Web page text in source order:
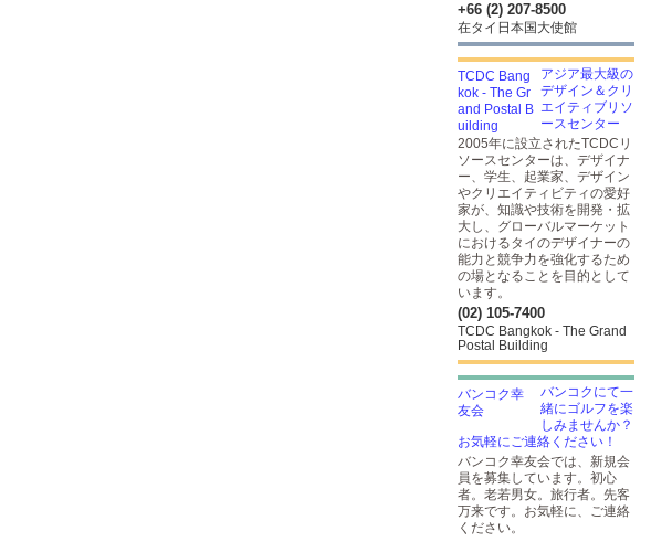
+66 (2) 207-8500
在タイ日本国大使館
アジア最大級の
デザイン＆クリ
エイティブリソ
ースセンター
2005年に設立されたTCDCリ
ソースセンターは、デザイナ
ー、学生、起業家、デザイン
やクリエイティビティの愛好
家が、知識や技術を開発・拡
大し、グローバルマーケット
におけるタイのデザイナーの
能力と競争力を強化するため
の場となることを目的として
います。
(02) 105-7400
TCDC Bangkok - The Grand
Postal Building
バンコクにて一
緒にゴルフを楽
しみませんか？
お気軽にご連絡ください！
バンコク幸友会では、新規会
員を募集しています。初心
者。老若男女。旅行者。先客
万来です。お気軽に、ご連絡
ください。